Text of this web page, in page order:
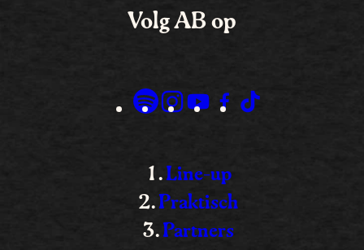
Volg AB op
Line-up
Praktisch
Partners